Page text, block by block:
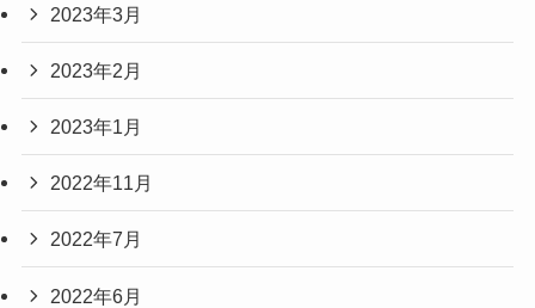
2023年3月
2023年2月
2023年1月
2022年11月
2022年7月
2022年6月